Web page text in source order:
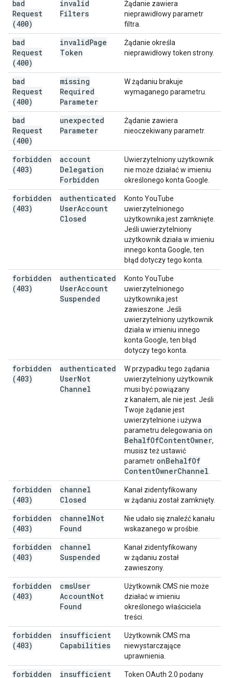
bad
Request
(400)
invalid
Filters
Żądanie zawiera
nieprawidłowy parametr
filtra.
bad
Request
(400)
invalidPage
Token
Żądanie określa
nieprawidłowy token strony.
bad
Request
(400)
missing
Required
Parameter
W żądaniu brakuje
wymaganego parametru.
bad
Request
(400)
unexpected
Parameter
Żądanie zawiera
nieoczekiwany parametr.
forbidden
(403)
account
Delegation
Forbidden
Uwierzytelniony użytkownik
nie może działać w imieniu
określonego konta Google.
forbidden
(403)
authenticated
UserAccount
Closed
Konto YouTube
uwierzytelnionego
użytkownika jest zamknięte.
Jeśli uwierzytelniony
użytkownik działa w imieniu
innego konta Google, ten
błąd dotyczy tego konta.
forbidden
(403)
authenticated
UserAccount
Suspended
Konto YouTube
uwierzytelnionego
użytkownika jest
zawieszone. Jeśli
uwierzytelniony użytkownik
działa w imieniu innego
konta Google, ten błąd
dotyczy tego konta.
forbidden
(403)
authenticated
UserNot
Channel
W przypadku tego żądania
uwierzytelniony użytkownik
musi być powiązany
z kanałem, ale nie jest. Jeśli
Twoje żądanie jest
uwierzytelnione i używa
parametru delegowania on
BehalfOfContentOwner,
musisz też ustawić
parametr onBehalfOf
ContentOwnerChannel
forbidden
(403)
channel
Closed
Kanał zidentyfikowany
w żądaniu został zamknięty.
forbidden
(403)
channelNot
Found
Nie udało się znaleźć kanału
wskazanego w prośbie.
forbidden
(403)
channel
Suspended
Kanał zidentyfikowany
w żądaniu został
zawieszony.
forbidden
(403)
cmsUser
AccountNot
Found
Użytkownik CMS nie może
działać w imieniu
określonego właściciela
treści.
forbidden
(403)
insufficient
Capabilities
Użytkownik CMS ma
niewystarczające
uprawnienia.
forbidden insufficient Token OAuth 2.0 podany